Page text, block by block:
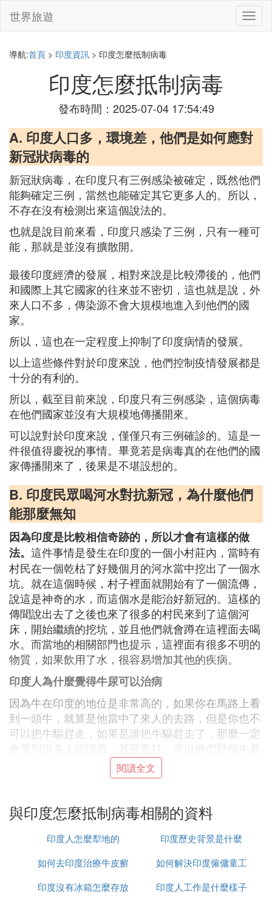
切
換
世界旅遊
導航:首頁 > 印度資訊 > 印度怎麼抵制病毒
印度怎麼抵制病毒
發布時間：2025-07-04 17:54:49
A. 印度人口多，環境差，他們是如何應對
新冠狀病毒的
新冠狀病毒，在印度只有三例感染被確定，既然他們
能夠確定三例，當然也能確定其它更多人的。所以，
不存在沒有檢測出來這個說法的。
也就是說目前來看，印度只感染了三例，只有一種可
能，那就是並沒有擴散開。
最後印度經濟的發展，相對來說是比較滯後的，他們
和國際上其它國家的往來並不密切，這也就是說，外
來人口不多，傳染源不會大規模地進入到他們的國
家。
所以，這也在一定程度上抑制了印度病情的發展。
以上這些條件對於印度來說，他們控制疫情發展都是
十分的有利的。
所以，截至目前來說，印度只有三例感染，這個病毒
在他們國家並沒有大規模地傳播開來。
可以說對於印度來說，僅僅只有三例確診的。這是一
件很值得慶祝的事情。畢竟若是病毒真的在他們的國
家傳播開來了，後果是不堪設想的。
B. 印度民眾喝河水對抗新冠，為什麼他們
能那麼無知
因為印度是比較相信奇跡的，所以才會有這樣的做
法。 這件事情是發生在印度的一個小村莊內，當時有
村民在一個乾枯了好幾個月的河水當中挖出了一個水
坑。就在這個時候，村子裡面就開始有了一個流傳，
說這是神奇的水，而這個水是能治好新冠的。這樣的
傳聞說出去了之後也來了很多的村民來到了這個河
床，開始繼續的挖坑，並且他們就會蹲在這裡面去喝
水。而當地的相關部門也提示，這裡面有很多不明的
物質，如果飲用了水，很容易增加其他的疾病。
印度人為什麼覺得牛尿可以治病
因為牛在印度的地位是非常高的，如果你在馬路上看
到一頭牛，就算是他當中了來人的去路，但是你也不
可以把牛驅趕走，如果是誰把牛驅趕走了，那麼一定
會受到很多人的譴責，甚至毒打。所以他們堅信牛是
可以給他們帶來好運和富貴的，那麼牛的尿就是可以
治病的。每一個國家都有自己不一樣的文化，也許對
他們是非常堅信不疑的。
C. 印度新冠病毒死亡率再創新低，印度人
是如何防疫的
相信所謂的群體免疫的說法。
閱讀全文
與印度怎麼抵制病毒相關的資料
印度人怎麼犁地的
印度歷史背景是什麼
如何去印度治療牛皮癬
如何解決印度僱傭童工
的問題
印度沒有冰箱怎麼存放
印度人工作是什麼樣子